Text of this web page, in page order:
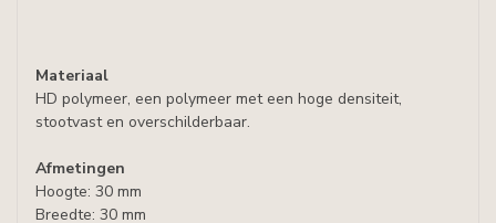
Materiaal
HD polymeer, een polymeer met een hoge densiteit,
stootvast en overschilderbaar.
Afmetingen
Hoogte: 30 mm
Breedte: 30 mm